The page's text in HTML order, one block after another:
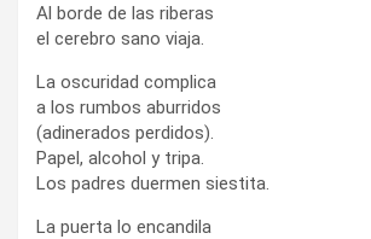
Al borde de las riberas
el cerebro sano viaja.
La oscuridad complica
a los rumbos aburridos
(adinerados perdidos).
Papel, alcohol y tripa.
Los padres duermen siestita.
La puerta lo encandila